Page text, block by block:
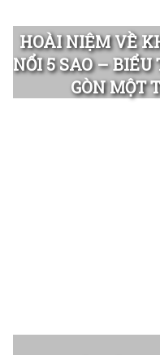
HOÀI NIỆM VỀ
NỔI 5 SAO – BIỂU
GÒN MỘT